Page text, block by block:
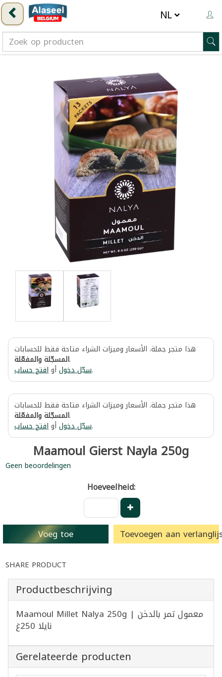
هذا متجر جملة. الأسعار وميزات الشراء متاحة فقط للحسابات
المسجّلة والمفعّلة.
سجّل دخولأوافتح حساب .
هذا متجر جملة. الأسعار وميزات الشراء متاحة فقط للحسابات
المسجّلة والمفعّلة.
سجّل دخولأوافتح حساب .
Maamoul Gierst Nayla 250g
Geen beoordelingen
Hoeveelheid:
Voeg toe Toevoegen aan
SHARE PRODUCT
Productbeschrijving
Maamoul Millet Nalya 250g | معمول تمر بالدخن
نايلا 250غ
Gerelateerde producten